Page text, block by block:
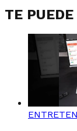
TE